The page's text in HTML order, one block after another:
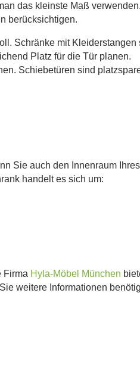
das kleinste Maß verwenden.
berücksichtigen.
Schränke mit Kleiderstangen
Platz für die Tür planen.
Schiebetüren sind
Sie auch den Innenraum Ihres
handelt es sich um:
Firma Hyla-Möbel München
weitere Informationen